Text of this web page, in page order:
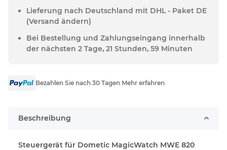
Lieferung nach Deutschland mit DHL - Paket DE
(Versand ändern)
Bei Bestellung und Zahlungseingang innerhalb
der nächsten 2 Tage, 21 Stunden, 59 Minuten
Bezahlen Sie nach 30 Tagen Mehr erfahren
Beschreibung
Steuergerät für Dometic MagicWatch MWE 820